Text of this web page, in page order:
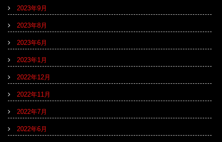
2023年9月
2023年8月
2023年6月
2023年1月
2022年12月
2022年11月
2022年7月
2022年6月